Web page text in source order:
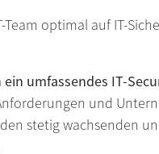
Team optimal auf IT-
umfassendes IT-
und
stetig wachsenden